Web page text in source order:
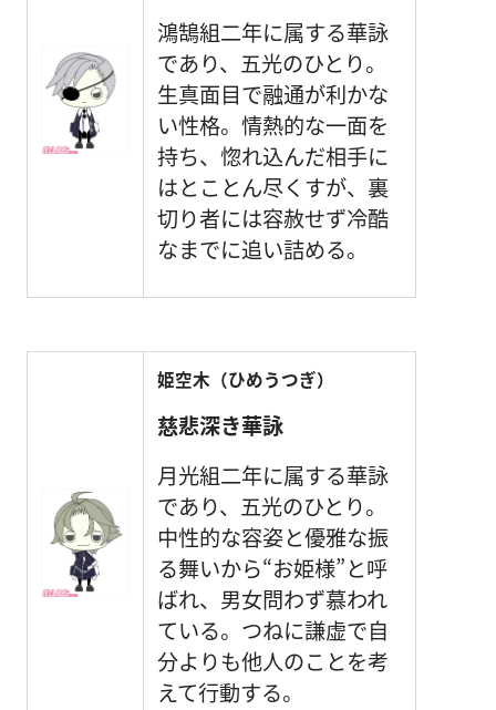
鴻鵠組二年に属する華詠
であり、五光のひとり。
生真面目で融通が利かな
い性格。情熱的な一面を
持ち、惚れ込んだ相手に
はとことん尽くすが、裏
切り者には容赦せず冷酷
なまでに追い詰める。
姫空木（ひめうつぎ）
慈悲深き華詠
月光組二年に属する華詠
であり、五光のひとり。
中性的な容姿と優雅な振
る舞いから“お姫様”と呼
ばれ、男女問わず慕われ
ている。つねに謙虚で自
分よりも他人のことを考
えて行動する。